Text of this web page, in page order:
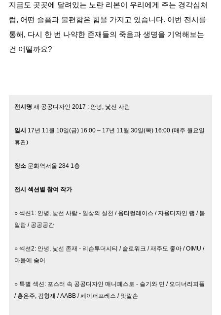
지금도 곳곳에 달려있는 노란 리본이 우리에게 주는 경각심처
럼, 어떤 슬픔과 불편함은 힘을 가지고 있습니다. 이번 전시를
통해, 다시 한 번 나약한 존재들의 죽음과 생명을 기억해보는
건 어떨까요?
전시명 새 공공디자인 2017 : 안녕, 낯선 사람
일시 17년 11월 10일(금) 16:00 – 17년 11월 30일(목) 16:00 (매주 월요일
휴관)
장소 문화역서울 284 1층
전시 섹션별 참여 작가
○ 섹션1: 안녕, 낯선 사람 - 일상의 실천 / 옵티컬레이스 / 자율디자인 랩 / 봄
알람 / 공공공간
○ 섹션2: 안녕, 낯선 존재 - 리슨투더시티 / 슬로워크 / 재주도 좋아 / OIMU /
마을에 숨어
○ 특별 섹션: 포스터 속 공공디자인 매니페스토 - 슬기와 민 / 오디너리피플
/ 홍은주, 김형재 / AABB / 페이퍼프레스 / 맛깔손